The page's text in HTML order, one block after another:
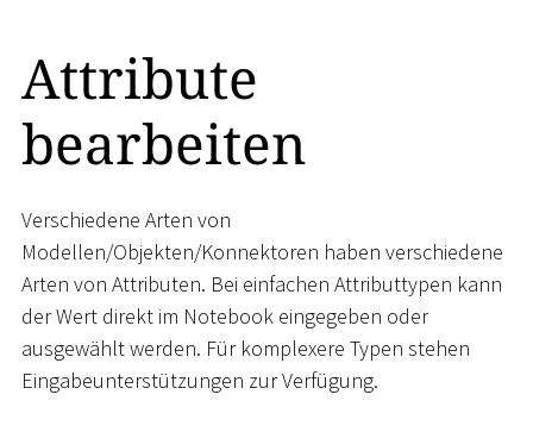
Attribute
bearbeiten
Verschiedene Arten von
Modellen/Objekten/Konnektoren haben verschiedene
Arten von Attributen. Bei einfachen Attributtypen kann
der Wert direkt im Notebook eingegeben oder
ausgewählt werden. Für komplexere Typen stehen
Eingabeunterstützungen zur Verfügung.